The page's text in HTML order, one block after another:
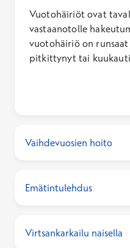
Vuotohäiriöt ovat
vastaanotolle
vuotohäiriö on
pitkittynyt tai
ylimääräinen vuoto,
ja kuukautisten
vuotohäiriöistä,
Vaihdevuosien hoito
Emätintulehdus
Virtsankarkailu naisella